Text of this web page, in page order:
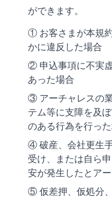
ができます。
① お客さまが本規
かに違反した場合
② 申込事項に不実
あった場合
③ アーチャレスの
テム等に支障を及
のある行為を行っ
④ 破産、会社更生
受け、または自ら
安が発生したとア
⑤ 仮差押、仮処分